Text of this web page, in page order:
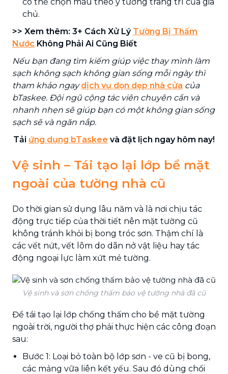
chủ.
>> Xem thêm: 3+ Cách Xử Lý Tường Bị Thấm
Nước Không Phải Ai Cũng Biết
Nếu bạn đang tìm kiếm giúp việc thay mình làm
sạch không sạch không gian sống mỗi ngày thì
tham khảo ngaydịch vụ dọn dẹp nhà cửa của
bTaskee. Đội ngũ cộng tác viên chuyên cần và
nhanh nhẹn sẽ giúp bạn có một không gian sống
sạch sẽ và ngăn nắp.
Tải ứng dụng bTaskee và đặt lịch ngay hôm nay!
Vệ sinh – Tái tạo lại lớp bề mặt
ngoài của tường nhà cũ
Do thời gian sử dụng lâu năm và là nơi chịu tác
động trực tiếp của thời tiết nên mặt tường cũ
không tránh khỏi bị bong tróc sơn. Thậm chí là
các vết nứt, vết lõm do dãn nở vật liệu hay tác
động ngoại lực làm xứt mẻ tường.
Vệ sinh và sơn chống thấm bảo vệ tường nhà đã cũ
Để tái tạo lại lớp chống thấm cho bề mặt tường
ngoài trời, người thợ phải thực hiện các công đoạn
sau:
Bước 1: Loại bỏ toàn bộ lớp sơn - ve cũ bị bong,
các mảng vữa liên kết yếu. Sau đó dùng chổi